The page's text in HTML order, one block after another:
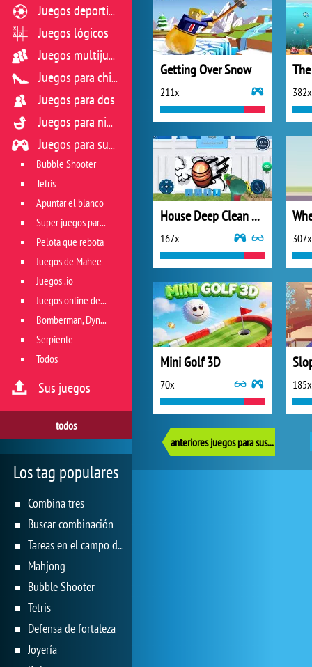
Getting Over Snow
211x 382x
House Deep Clean Sim
167x 307x
Mini Golf 3D
70x 185x
anteriores juegos para sus reflejos
Juegos deportivos
Juegos lógicos
Juegos multijugador
Juegos para chicas
Juegos para dos
Juegos para niños
Juegos para sus reflejos
Bubble Shooter
Tetris
Apuntar el blanco
Super juegos para reflejos
Pelota que rebota
Juegos de Mahee
Juegos .io
Juegos online de géneros múltiples
Bomberman, Dyna Blaster y Pacman
Serpiente
Todos
Sus juegos
todos
Los tag populares
Combina tres
Buscar combinación
Tareas en el campo de juego
Mahjong
Bubble Shooter
Tetris
Defensa de fortaleza
Joyería